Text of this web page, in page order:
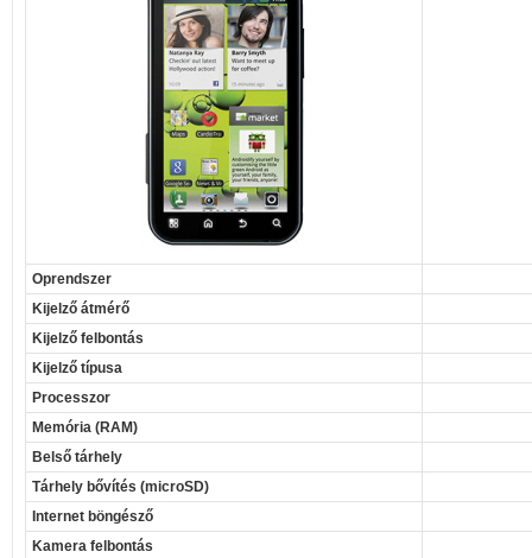
Oprendszer
Kijelző átmérő
Kijelző felbontás
Kijelző típusa
Processzor
Memória (RAM)
Belső tárhely
Tárhely bővítés (microSD)
Internet böngésző
Kamera felbontás